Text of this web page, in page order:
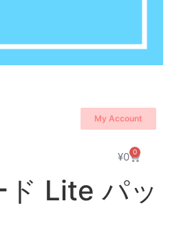
My Account
¥0 0
ド Lite パッ